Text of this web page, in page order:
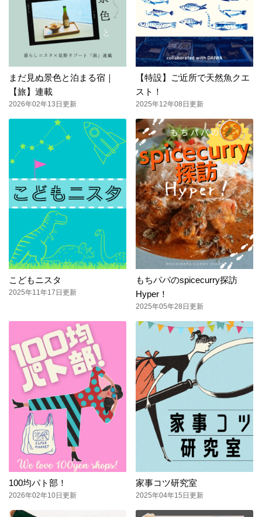
まだ見ぬ景色と泊まる宿｜
【旅】連載
2026年02年13日更新
【特設】ご近所で天然魚クエ
スト！
2025年12年08日更新
こどもニスタ
2025年11年17日更新
もちパパのspicecurry探訪
Hyper！
2025年05年28日更新
100均パト部！
2026年02年10日更新
家事コツ研究室
2025年04年15日更新